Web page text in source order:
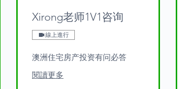
Xirong老师1V1咨询
線上進行
澳洲住宅房产投资有问必答
閱讀更多